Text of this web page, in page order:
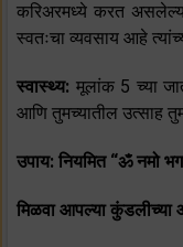
करिअरमध्ये करत
स्वतःचा व्यवसाय आहे
स्वास्थ्य: मूलांक 5 च्या
आणि तुमच्यातील उत्साह
उपाय: नियमित “ॐ नमो
मिळवा आपल्या कुंडलीच्या